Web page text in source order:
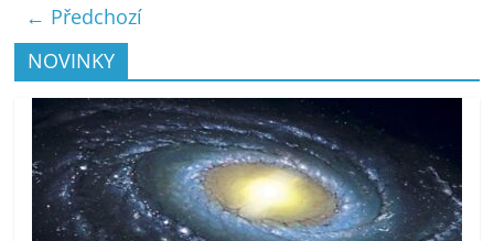
← Předchozí
NOVINKY